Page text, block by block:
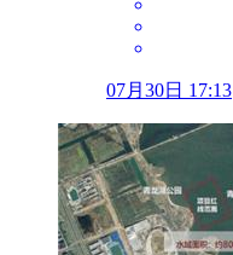
07月30日 17:13